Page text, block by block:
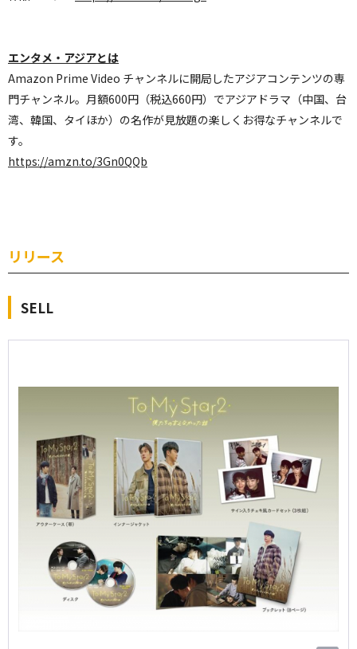
エンタメ・アジアとは
Amazon Prime Video チャンネルに開局したアジアコンテンツの専
門チャンネル。 月額600円（税込660円）でアジアドラマ（中国、台
湾、韓国、タイほか）の名作が見放題の楽しくお得なチャンネルで
す。
https://amzn.to/3Gn0QQb
リリース
SELL